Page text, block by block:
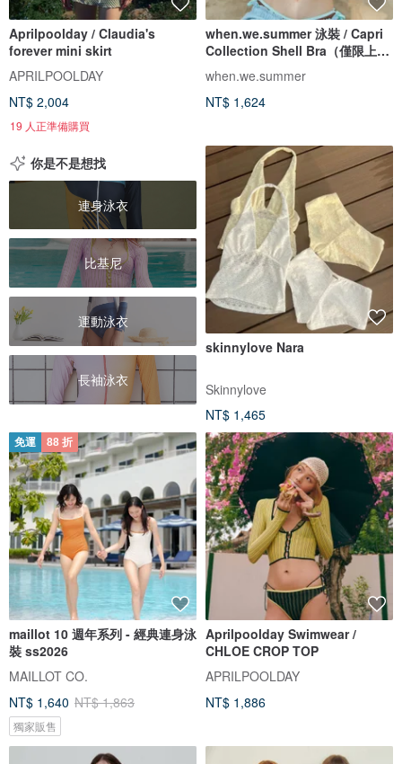
Aprilpoolday / Claudia's
forever mini skirt
APRILPOOLDAY
NT$ 2,004
19 人正準備購買
when.we.summer 泳裝 / Capri
Collection Shell Bra（僅限上
衣）
when.we.summer
NT$ 1,624
你是不是想找
連身泳衣
比基尼
運動泳衣
長袖泳衣
skinnylove Nara
Skinnylove
NT$ 1,465
免運 88 折
maillot 10 週年系列 - 經典連身泳
裝 ss2026
MAILLOT CO.
NT$ 1,640 NT$ 1,863
獨家販售
Aprilpoolday Swimwear /
CHLOE CROP TOP
APRILPOOLDAY
NT$ 1,886